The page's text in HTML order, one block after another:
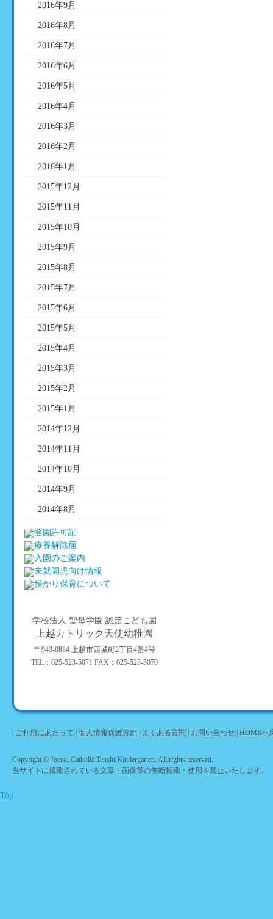
2016年9月
2016年8月
2016年7月
2016年6月
2016年5月
2016年4月
2016年3月
2016年2月
2016年1月
2015年12月
2015年11月
2015年10月
2015年9月
2015年8月
2015年7月
2015年6月
2015年5月
2015年4月
2015年3月
2015年2月
2015年1月
2014年12月
2014年11月
2014年10月
2014年9月
2014年8月
学校法人 聖母学園 認定こども園
上越カトリック天使幼稚園
〒943-0834 上越市西城町2丁目4番4号
TEL：025-523-5071 FAX：025-523-5070
ご利用にあたって 個人情報保護方針 よくある質問 お問い合わせ HOMEへ
Copyright © Joetsu Catholic Tenshi Kindergarten. All rights reserved.
当サイトに掲載されている文章・画像等の無断転載・使用を禁止いたします。
Top